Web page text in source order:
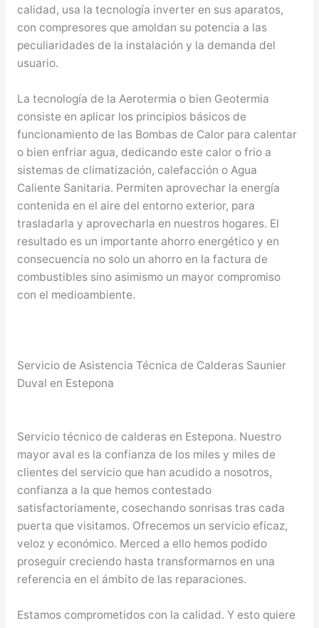
calidad, usa la tecnología inverter en sus aparatos,
con compresores que amoldan su potencia a las
peculiaridades de la instalación y la demanda del
usuario.
La tecnología de la Aerotermia o bien Geotermia
consiste en aplicar los principios básicos de
funcionamiento de las Bombas de Calor para calentar
o bien enfriar agua, dedicando este calor o frio a
sistemas de climatización, calefacción o Agua
Caliente Sanitaria. Permiten aprovechar la energía
contenida en el aire del entorno exterior, para
trasladarla y aprovecharla en nuestros hogares. El
resultado es un importante ahorro energético y en
consecuencia no solo un ahorro en la factura de
combustibles sino asimismo un mayor compromiso
con el medioambiente.
Servicio de Asistencia Técnica de Calderas Saunier
Duval en Estepona
Servicio técnico de calderas en Estepona. Nuestro
mayor aval es la confianza de los miles y miles de
clientes del servicio que han acudido a nosotros,
confianza a la que hemos contestado
satisfactoriamente, cosechando sonrisas tras cada
puerta que visitamos. Ofrecemos un servicio eficaz,
veloz y económico. Merced a ello hemos podido
proseguir creciendo hasta transformarnos en una
referencia en el ámbito de las reparaciones.
Estamos comprometidos con la calidad. Y esto quiere